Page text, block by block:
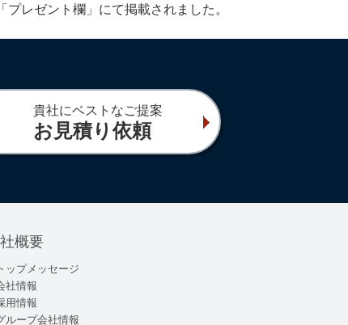
レゼント欄」にて掲載されました。
貴社にベストなご提案
お見積り依頼
概要
トップメッセージ
社情報
用情報
ループ会社情報